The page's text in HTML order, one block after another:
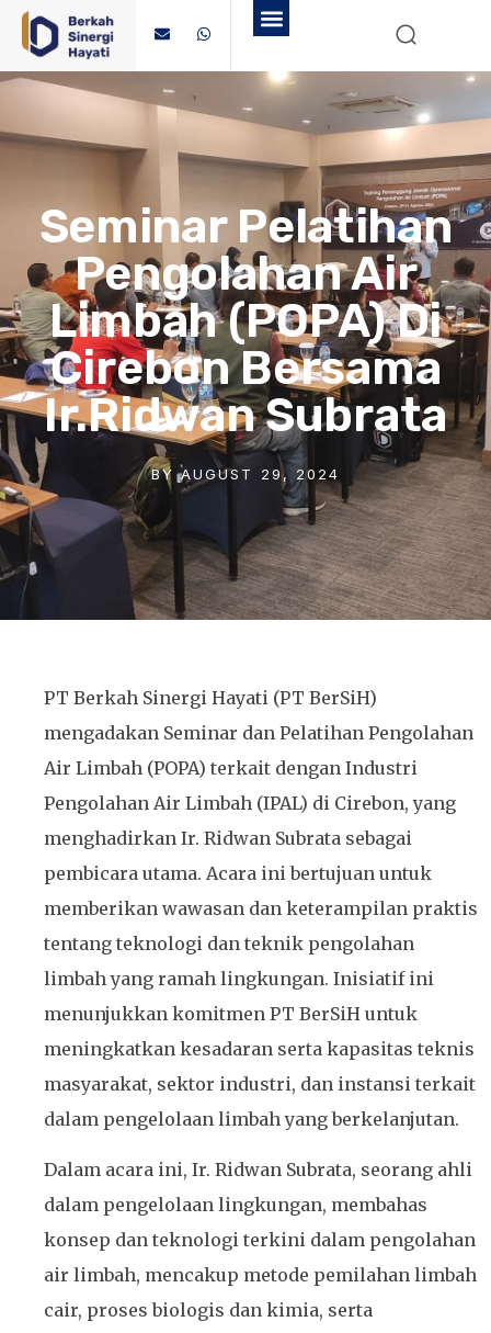
Seminar Pelatihan
Pengolahan Air
Limbah (POPA) Di
Cirebon Bersama
Ir.Ridwan Subrata
BY AUGUST 29, 2024
PT Berkah Sinergi Hayati (PT BerSiH)
mengadakan Seminar dan Pelatihan Pengolahan
Air Limbah (POPA) terkait dengan Industri
Pengolahan Air Limbah (IPAL) di Cirebon, yang
menghadirkan Ir. Ridwan Subrata sebagai
pembicara utama. Acara ini bertujuan untuk
memberikan wawasan dan keterampilan praktis
tentang teknologi dan teknik pengolahan
limbah yang ramah lingkungan. Inisiatif ini
menunjukkan komitmen PT BerSiH untuk
meningkatkan kesadaran serta kapasitas teknis
masyarakat, sektor industri, dan instansi terkait
dalam pengelolaan limbah yang berkelanjutan.
Dalam acara ini, Ir. Ridwan Subrata, seorang ahli
dalam pengelolaan lingkungan, membahas
konsep dan teknologi terkini dalam pengolahan
air limbah, mencakup metode pemilahan limbah
cair, proses biologis dan kimia, serta